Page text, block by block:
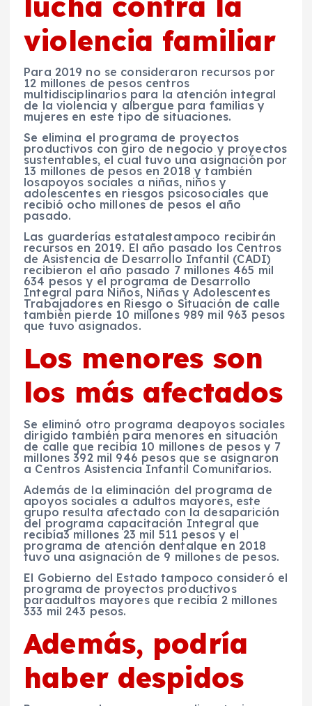
violencia familiar
Para 2019 no se consideraron recursos por
12 millones de pesos centros
multidisciplinarios para la atención integral
de la violencia y albergue para familias y
mujeres en este tipo de situaciones.
Se elimina el programa de proyectos
productivos con giro de negocio y proyectos
sustentables, el cual tuvo una asignación por
13 millones de pesos en 2018 y también
losapoyos sociales a niñas, niños y
adolescentes en riesgos psicosociales que
recibió ocho millones de pesos el año
pasado.
Las guarderías estatalestampoco recibirán
recursos en 2019. El año pasado los Centros
de Asistencia de Desarrollo Infantil (CADI)
recibieron el año pasado 7 millones 465 mil
634 pesos y el programa de Desarrollo
Integral para Niños, Niñas y Adolescentes
Trabajadores en Riesgo o Situación de calle
también pierde 10 millones 989 mil 963 pesos
que tuvo asignados.
Los menores son
los más afectados
Se eliminó otro programa deapoyos sociales
dirigido también para menores en situación
de calle que recibía 10 millones de pesos y 7
millones 392 mil 946 pesos que se asignaron
a Centros Asistencia Infantil Comunitarios.
Además de la eliminación del programa de
apoyos sociales a adultos mayores, este
grupo resulta afectado con la desaparición
del programa capacitación Integral que
recibía3 millones 23 mil 511 pesos y el
programa de atención dentalque en 2018
tuvo una asignación de 9 millones de pesos.
El Gobierno del Estado tampoco consideró el
programa de proyectos productivos
paraadultos mayores que recibía 2 millones
333 mil 243 pesos.
Además, podría
haber despidos